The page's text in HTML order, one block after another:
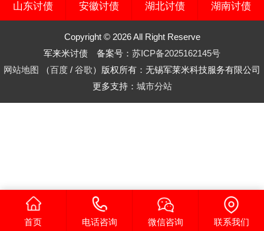
山东讨债 安徽讨债 湖北讨债 湖南讨债
Copyright © 2026 All Right Reserve
军来米讨债 备案号： 苏ICP备2025162145号
网站地图 （百度 / 谷歌）版权所有：无锡军莱米科技服务有限公司
更多支持： 城市分站
首页 电话咨询 微信咨询 联系我们